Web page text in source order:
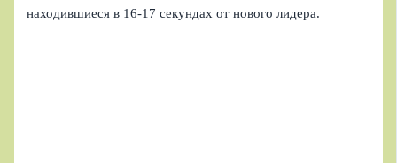
находившиеся в 16-17 секундах от нового лидера.